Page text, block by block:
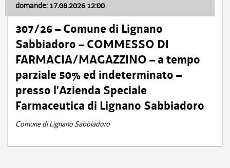
domande: 17.08.2026 12:00
307/26 – Comune di Lignano
Sabbiadoro – COMMESSO DI
FARMACIA/MAGAZZINO – a tempo
parziale 50% ed indeterminato –
presso l’Azienda Speciale
Farmaceutica di Lignano Sabbiadoro
Comune di Lignano Sabbiadoro